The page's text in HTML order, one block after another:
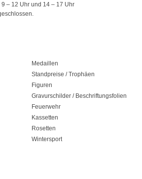
9 – 12 Uhr und 14 – 17 Uhr
Medaillen
Standpreise / Trophäen
Figuren
Gravurschilder / Beschriftungsfolien
Feuerwehr
Kassetten
Rosetten
Wintersport